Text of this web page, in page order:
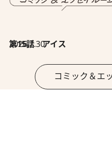
2026.7.30
第15話 アイス
コミック＆エ